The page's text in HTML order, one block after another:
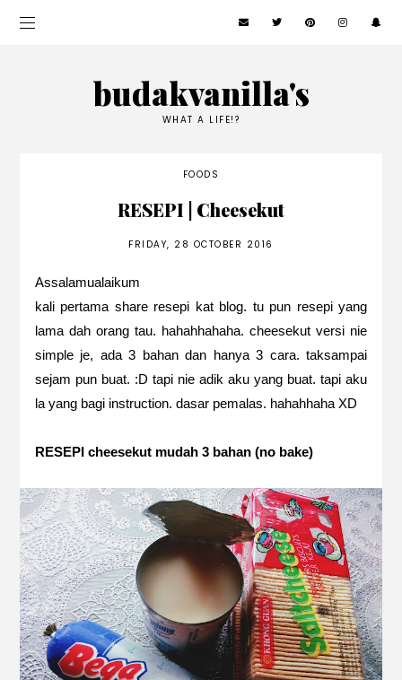
budakvanilla's
WHAT A LIFE!?
FOODS
RESEPI | Cheesekut
FRIDAY, 28 OCTOBER 2016
Assalamualaikum
kali pertama share resepi kat blog. tu pun resepi yang
lama dah orang tau. hahahhahaha. cheesekut versi nie
simple je, ada 3 bahan dan hanya 3 cara. taksampai
sejam pun buat. :D tapi nie adik aku yang buat. tapi aku
la yang bagi instruction. dasar pemalas. hahahhaha XD
RESEPI cheesekut mudah 3 bahan (no bake)